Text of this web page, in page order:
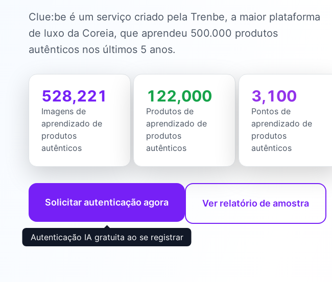
Clue:be é um serviço criado pela Trenbe, a maior plataforma
de luxo da Coreia, que aprendeu 500.000 produtos
autênticos nos últimos 5 anos.
528,221
Imagens de
aprendizado de
produtos
autênticos
122,000
Produtos de
aprendizado de
produtos
autênticos
3,100
Pontos de
aprendizado de
produtos
autênticos
Solicitar autenticação agora
Autenticação IA gratuita ao se registrar
Ver relatório de amostra